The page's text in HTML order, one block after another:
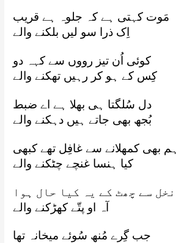
مَوت کہتی ہے کہ جلوہ ہے قریب
اِک ذرا سو لیں بلکنے والے
کوئی اُن تیز رووں سے کہہ دو
کِس کے ہو کر رہیں تھکنے والے
دل سُلگتا ہی بھلا ہے اے ضبط
بُجھ بھی جاتے ہیں دہکنے والے
ہم بھی کمھلانے سے غافِل تھے کبھی
کیا ہنسا غنچے چٹکنے والے
نخل سے چھٹ کے یہ کیا حال ہوا
آہ او پتّے کھڑکنے والے
جب گِرے مُنھ سُوئے میخانہ تھا